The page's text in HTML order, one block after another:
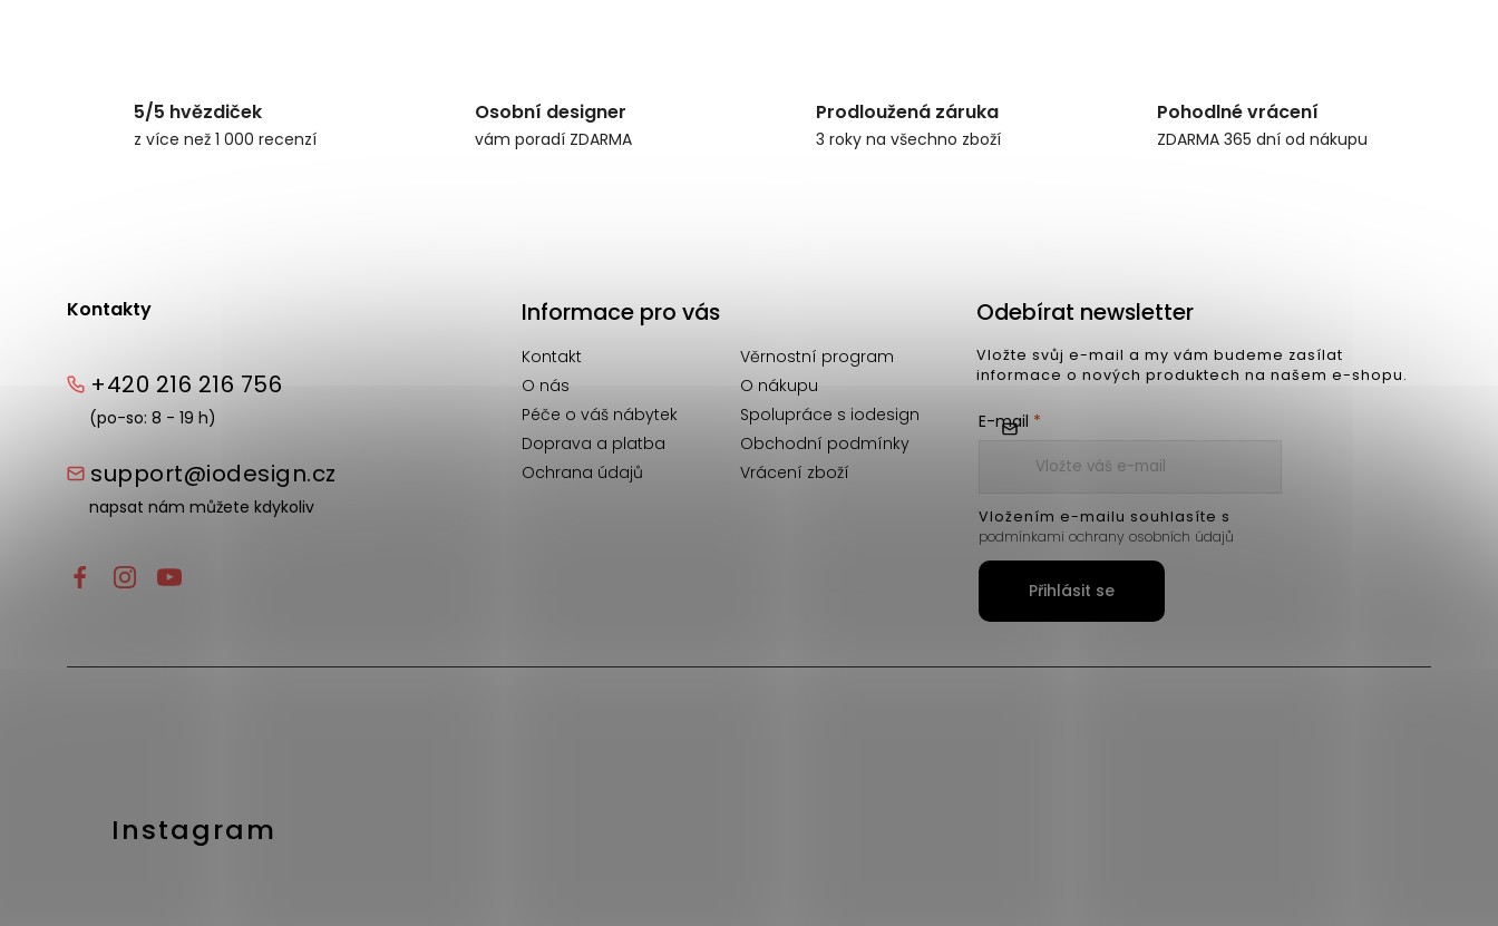
5/5 hvězdiček
z více než 1 000 recenzí
Osobní designer
vám poradí ZDARMA
Prodloužená záruka
3 roky na všechno zboží
Pohodlné vrácení
ZDARMA 365 dní od nákupu
Kontakty
+420 216 216 756
(po-so: 8 - 19 h)
support@iodesign.cz
napsat nám můžete kdykoliv
Informace pro vás
Kontakt
Věrnostní program
O nás
O nákupu
Péče o váš nábytek
Spolupráce s iodesign
Doprava a platba
Obchodní podmínky
Ochrana údajů
Vrácení zboží
Instagram
Odebírat newsletter
Vložte svůj e-mail a my vám budeme zasílat
informace o nových produktech na našem e-shopu.
E-mail
Vložením e-mailu souhlasíte s
podmínkami ochrany osobních údajů
Přihlásit se